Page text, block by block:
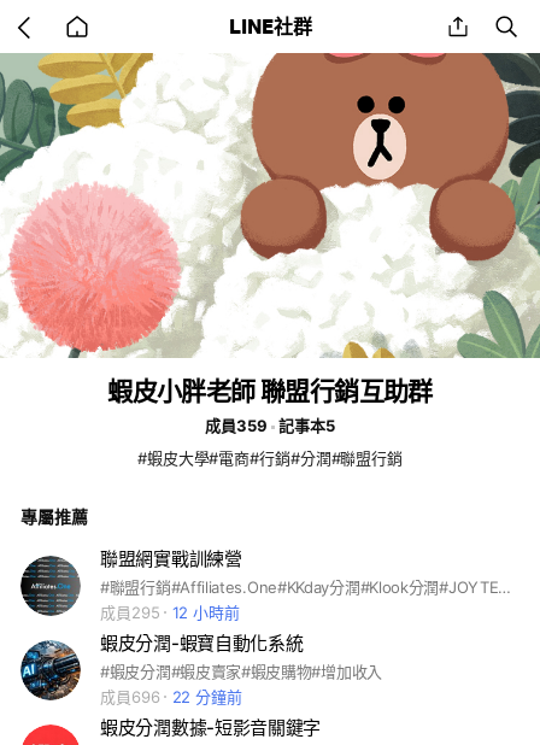
back
to
home
LINE社群 share
蝦皮小胖老師 聯盟行銷互助群
成員359
記事本5
#蝦皮大學#電商#行銷#分潤#聯盟行銷
專屬推薦
聯盟網實戰訓練營
#聯盟行銷#Affiliates.One#KKday分潤#Klook分潤#JOYTEL分潤
成員295
12 小時前
蝦皮分潤-蝦寶自動化系統
#蝦皮分潤#蝦皮賣家#蝦皮購物#增加收入
成員696
22 分鐘前
蝦皮分潤數據-短影音關鍵字